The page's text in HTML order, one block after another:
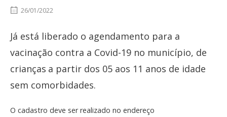
26/01/2022
Já está liberado o agendamento para a
vacinação contra a Covid-19 no município, de
crianças a partir dos 05 aos 11 anos de idade
sem comorbidades.
O cadastro deve ser realizado no endereço